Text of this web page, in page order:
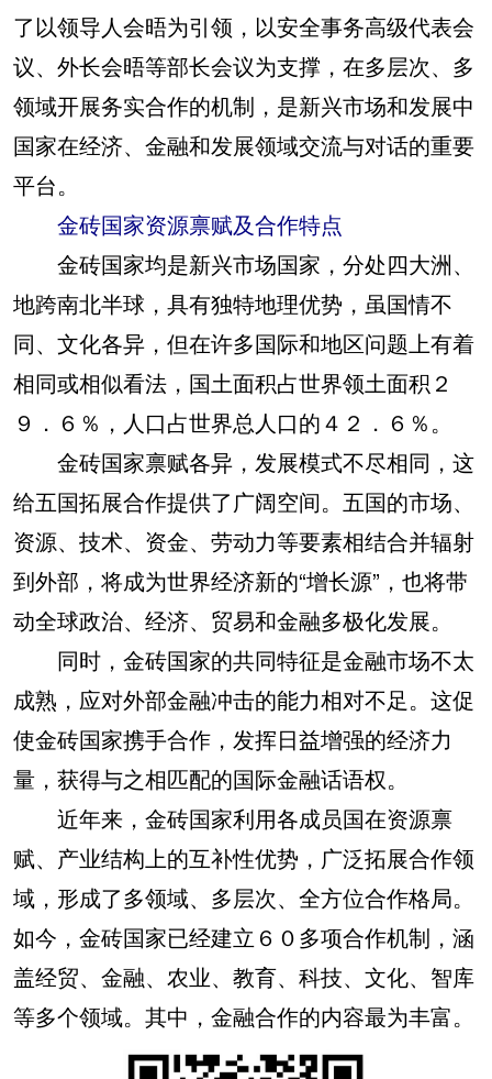
了以领导人会晤为引领，以安全事务高级代表会
议、外长会晤等部长会议为支撑，在多层次、多
领域开展务实合作的机制，是新兴市场和发展中
国家在经济、金融和发展领域交流与对话的重要
平台。
金砖国家资源禀赋及合作特点
金砖国家均是新兴市场国家，分处四大洲、
地跨南北半球，具有独特地理优势，虽国情不
同、文化各异，但在许多国际和地区问题上有着
相同或相似看法，国土面积占世界领土面积２
９．６％，人口占世界总人口的４２．６％。
金砖国家禀赋各异，发展模式不尽相同，这
给五国拓展合作提供了广阔空间。五国的市场、
资源、技术、资金、劳动力等要素相结合并辐射
到外部，将成为世界经济新的“增长源”，也将带
动全球政治、经济、贸易和金融多极化发展。
同时，金砖国家的共同特征是金融市场不太
成熟，应对外部金融冲击的能力相对不足。这促
使金砖国家携手合作，发挥日益增强的经济力
量，获得与之相匹配的国际金融话语权。
近年来，金砖国家利用各成员国在资源禀
赋、产业结构上的互补性优势，广泛拓展合作领
域，形成了多领域、多层次、全方位合作格局。
如今，金砖国家已经建立６０多项合作机制，涵
盖经贸、金融、农业、教育、科技、文化、智库
等多个领域。其中，金融合作的内容最为丰富。